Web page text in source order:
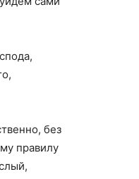
без
правилу